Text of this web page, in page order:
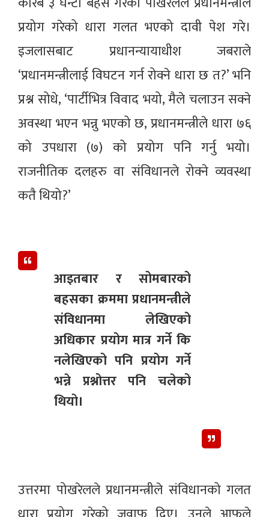
प्रयोग गरेको धारा गलत भएको दावी पेश गरे।
इजलासबाट प्रधानन्यायाधीश जबराले
‘प्रधानमन्त्रीलाई विघटन गर्न रोक्ने धारा छ त?’ भनि
प्रश्न सोधे, ‘पार्टीभित्र विवाद भयो, मैले चलाउन सक्ने
अवस्था भएन भन्नु भएको छ, प्रधानमन्त्रीले धारा ७६
को उपधारा (७) को प्रयोग पनि गर्नु भयो।
राजनीतिक दलहरु वा संविधानले रोक्ने व्यवस्था
कतै थियो?’
आइतबार र सोमबारको
बहसका क्रममा प्रधानमन्त्रीले
संविधानमा लेखिएको
अधिकार प्रयोग मात्र गर्ने कि
नलेखिएको पनि प्रयोग गर्ने
भन्ने प्रश्नोत्तर पनि चलेको
थियो।
उत्तरमा पोखरेलले प्रधानमन्त्रीले संविधानको गलत